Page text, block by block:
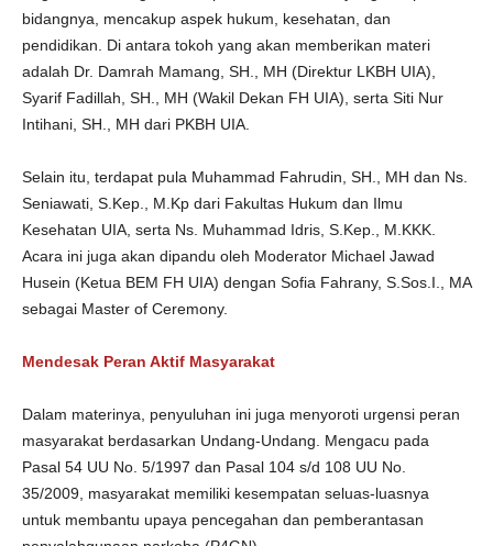
bidangnya, mencakup aspek hukum, kesehatan, dan
pendidikan. Di antara tokoh yang akan memberikan materi
adalah Dr. Damrah Mamang, SH., MH (Direktur LKBH UIA),
Syarif Fadillah, SH., MH (Wakil Dekan FH UIA), serta Siti Nur
Intihani, SH., MH dari PKBH UIA.
Selain itu, terdapat pula Muhammad Fahrudin, SH., MH dan Ns.
Seniawati, S.Kep., M.Kp dari Fakultas Hukum dan Ilmu
Kesehatan UIA, serta Ns. Muhammad Idris, S.Kep., M.KKK.
Acara ini juga akan dipandu oleh Moderator Michael Jawad
Husein (Ketua BEM FH UIA) dengan Sofia Fahrany, S.Sos.I., MA
sebagai Master of Ceremony.
Mendesak Peran Aktif Masyarakat
Dalam materinya, penyuluhan ini juga menyoroti urgensi peran
masyarakat berdasarkan Undang-Undang. Mengacu pada
Pasal 54 UU No. 5/1997 dan Pasal 104 s/d 108 UU No.
35/2009, masyarakat memiliki kesempatan seluas-luasnya
untuk membantu upaya pencegahan dan pemberantasan